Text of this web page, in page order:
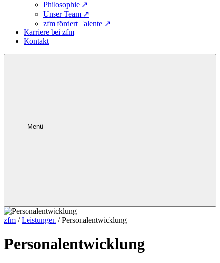
Philosophie ↗
Unser Team ↗
zfm fördert Talente ↗
Karriere bei zfm
Kontakt
Menü
zfm /Leistungen /Personalentwicklung
Personalentwicklung